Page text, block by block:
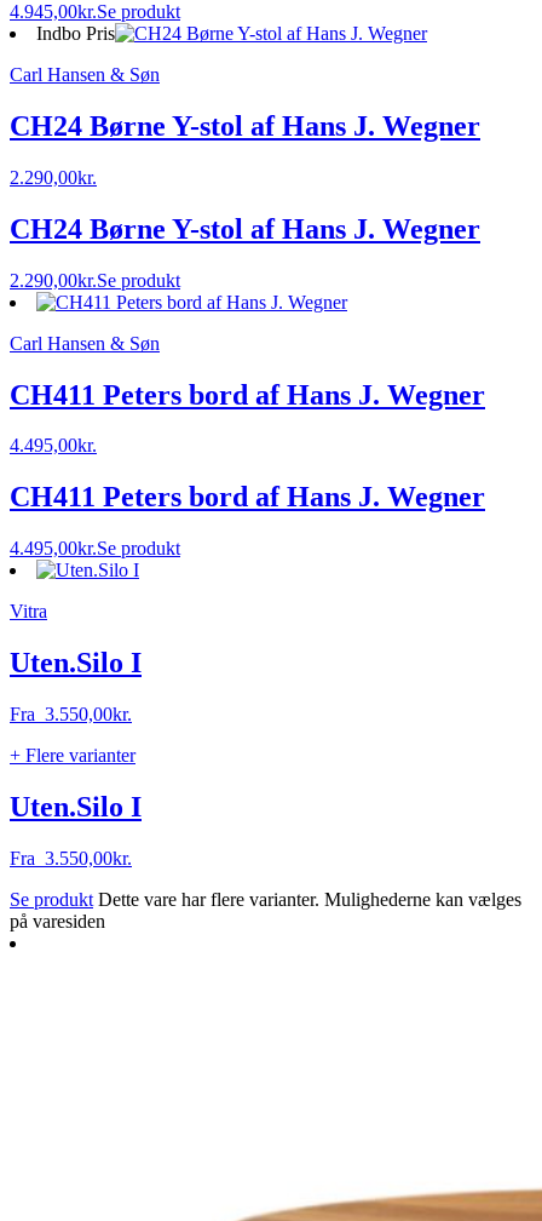
4.945,00kr.Se produkt
Indbo Pris
Carl Hansen & Søn
CH24 Børne Y-stol af Hans J. Wegner
2.290,00kr.
CH24 Børne Y-stol af Hans J. Wegner
2.290,00kr.Se produkt
Carl Hansen & Søn
CH411 Peters bord af Hans J. Wegner
4.495,00kr.
CH411 Peters bord af Hans J. Wegner
4.495,00kr.Se produkt
Vitra
Uten.Silo I
Fra 3.550,00kr.
+ Flere varianter
Uten.Silo I
Fra 3.550,00kr.
Se produkt Dette vare har flere varianter. Mulighederne kan vælges
på varesiden